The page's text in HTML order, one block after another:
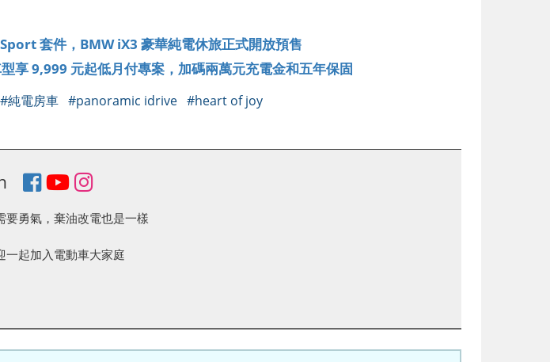
套件，BMW iX3 豪華純電休旅正式開放預售
享 9,999 元起低月付專案，加碼兩萬元充電金和五年保固
#純電房車 #panoramic idrive #heart of joy
要勇氣，棄油改電也是一樣
一起加入電動車大家庭